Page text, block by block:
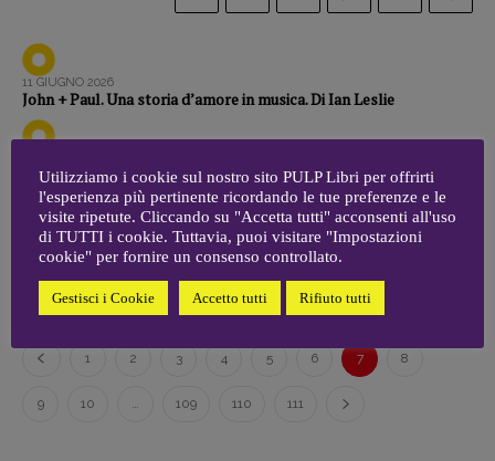
Case editrici e coordinamento
Coordinamento Primo Piano
[michielin.elisabetta@gmail.com]
Anna da Re
[anna.dare.comunicazione@gmail.com]
Coordinamento Fumetti:
Fabio Malagnini
Coordinamento Pulp for kids e social
Valentina Marcoli
11 GIUGNO 2026
John + Paul. Una storia d’amore in musica. Di Ian Leslie
Parlavo una lingua di neve, di Caroline Dawson
9 GIUGNO 2026
Il bello della politica, di Gianfranco Pasquino
1 2 3 4 5 6 7 8
9 10 … 109 110 111
Utilizziamo i cookie sul nostro sito PULP Libri per offrirti
l'esperienza più pertinente ricordando le tue preferenze e le
visite ripetute. Cliccando su "Accetta tutti" acconsenti all'uso
di TUTTI i cookie. Tuttavia, puoi visitare "Impostazioni
cookie" per fornire un consenso controllato.
Gestisci i Cookie Accetto tutti Rifiuto tutti